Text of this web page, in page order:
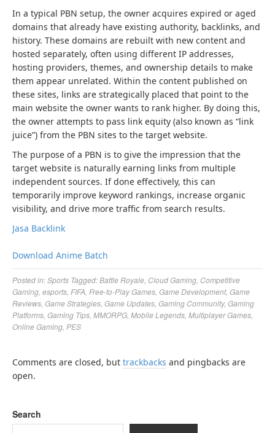
In a typical PBN setup, the owner acquires expired or aged
domains that already have existing authority, backlinks, and
history. These domains are rebuilt with new content and
hosted separately, often using different IP addresses,
hosting providers, themes, and ownership details to make
them appear unrelated. Within the content published on
these sites, links are strategically placed that point to the
main website the owner wants to rank higher. By doing this,
the owner attempts to pass link equity (also known as “link
juice”) from the PBN sites to the target website.
The purpose of a PBN is to give the impression that the
target website is naturally earning links from multiple
independent sources. If done effectively, this can
temporarily improve keyword rankings, increase organic
visibility, and drive more traffic from search results.
Jasa Backlink
Download Anime Batch
Posted in:Sports Tagged:Battle Royale Cloud Gaming Competitive
Gaming esports FIFA Free-to-Play Games Game Development, Game
Reviews Game Strategies Game Updates Gaming Community, Gaming
Platforms Gaming Tips MMORPG Mobile Legends Multiplayer Games
Online Gaming PES
Comments are closed, but trackbacks and pingbacks are
open.
Search